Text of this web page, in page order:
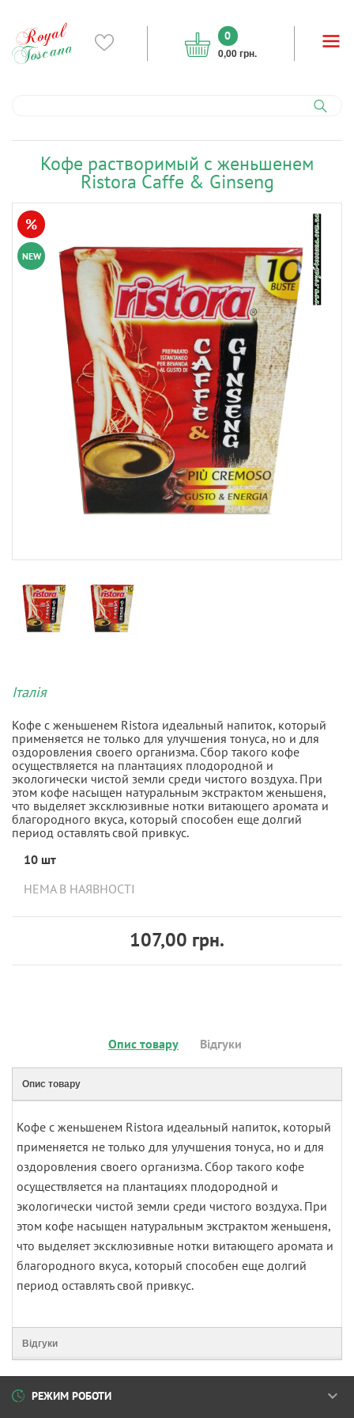
0
0,00 грн.
Кофе растворимый с женьшенем
Ristora Caffe & Ginseng
NEW
%
Італія
Кофе с женьшенем Ristora идеальный напиток, который
применяется не только для улучшения тонуса, но и для
оздоровления своего организма. Сбор такого кофе
осуществляется на плантациях плодородной и
экологически чистой земли среди чистого воздуха. При
этом кофе насыщен натуральным экстрактом женьшеня,
что выделяет эксклюзивные нотки витающего аромата и
благородного вкуса, который способен еще долгий
период оставлять свой привкус.
10 шт
НЕМА В НАЯВНОСТІ
107,00 грн.
Опис товару Відгуки
Опис товару
Кофе с женьшенем Ristora идеальный напиток, который
применяется не только для улучшения тонуса, но и для
оздоровления своего организма. Сбор такого кофе
осуществляется на плантациях плодородной и
экологически чистой земли среди чистого воздуха. При
этом кофе насыщен натуральным экстрактом женьшеня,
что выделяет эксклюзивные нотки витающего аромата и
благородного вкуса, который способен еще долгий
период оставлять свой привкус.
Відгуки
РЕЖИМ РОБОТИ